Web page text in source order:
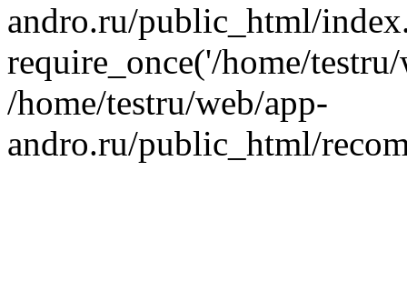
andro.ru/public_html/
require_once('/home/
/home/testru/web/app-
andro.ru/public_html/